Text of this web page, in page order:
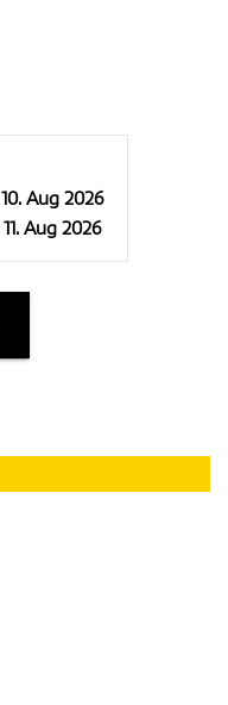
10. Aug 2026
11. Aug 2026